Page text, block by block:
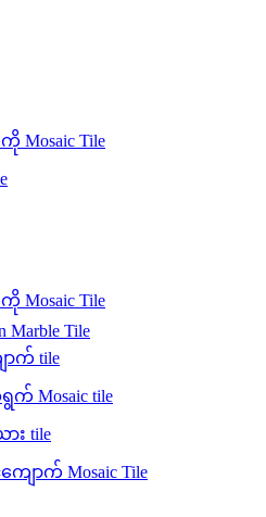
Mosaic Tile
Mosaic Tile
Marble Tile
ာက် tile
Mosaic tile
ား tile
ျောက် Mosaic Tile